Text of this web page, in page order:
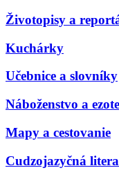
Životopisy a
Kuchárky
Učebnice a slovníky
Náboženstvo a
Mapy a cestovanie
Cudzojazyčná